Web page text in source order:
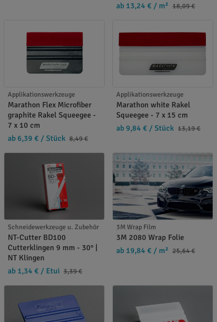
ab 13,24 € / m² 18,09 €
Applikationswerkzeuge
Marathon Flex Microfiber
graphite Rakel Squeegee -
7 x 10 cm
ab 6,39 € / Stück 8,49 €
Applikationswerkzeuge
Marathon white Rakel
Squeegee - 7 x 15 cm
ab 9,84 € / Stück 13,19 €
Schneidewerkzeuge u. Zubehör
NT-Cutter BD100
Cutterklingen 9 mm - 30° |
NT Klingen
ab 1,34 € / Etui 3,39 €
3M Wrap Film
3M 2080 Wrap Folie
ab 19,84 € / m² 25,64 €